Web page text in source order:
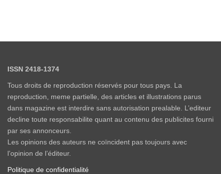
ISSN 2418-1374
Tous droits de reproduction réservés pour tous pays. La
reproduction, meme partielle, des articles et illustrations parus
dans magazine est interdire sans autorisation prealable. L’editeur
decline toute responsabilite quant au contenu des publicites fourni
par ses annonceurs.
Les opinions des auteurs ne coïncident pas toujours avec
l’opinion de l’éditeur.
Politique de confidentialité